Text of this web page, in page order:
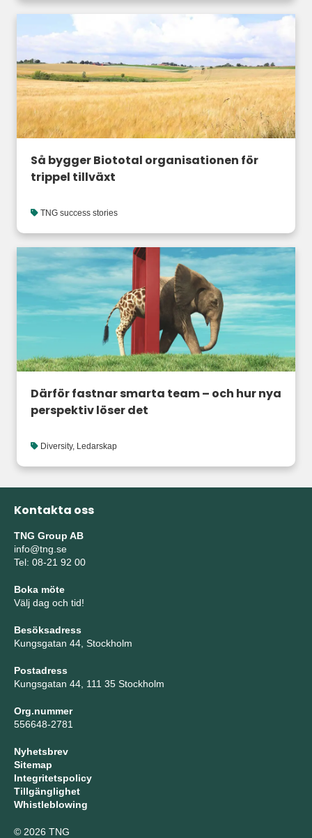
Så bygger Biototal organisationen för
trippel tillväxt
TNG success stories
Därför fastnar smarta team – och hur nya
perspektiv löser det
Diversity, Ledarskap
Kontakta oss
TNG Group AB
info@tng.se
Tel: 08-21 92 00
Boka möte
Välj dag och tid!
Besöksadress
Kungsgatan 44, Stockholm
Postadress
Kungsgatan 44, 111 35 Stockholm
Org.nummer
556648-2781
Nyhetsbrev
Sitemap
Integritetspolicy
Tillgänglighet
Whistleblowing
© 2026 TNG